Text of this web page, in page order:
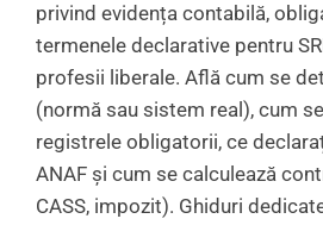
privind evidența contabilă,
termenele declarative pentru
profesii liberale. Află cum se
(normă sau sistem real), cum
registrele obligatorii, ce
ANAF și cum se calculează
CASS, impozit). Ghiduri